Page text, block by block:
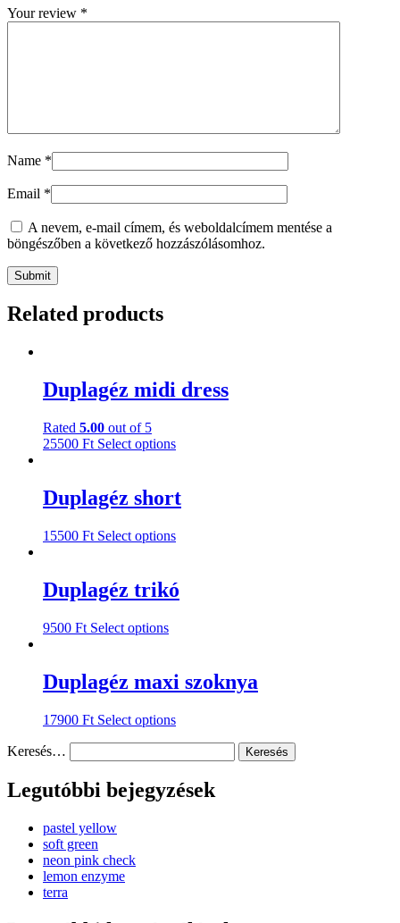
Your review *
Name *
Email *
A nevem, e-mail címem, és weboldalcímem mentése a
böngészőben a következő hozzászólásomhoz.
Related products
Duplagéz midi dress
Rated 5.00 out of 5
25500 Ft Select optionsThis
multiple
variants.
options
chosen
on
Duplagéz short
15500 Ft Select optionsThis
multiple
variants.
chosen
on
product
page
Duplagéz trikó
9500 Ft Select optionsThis
multiple
variants.
options
may
on
Duplagéz maxi szoknya
17900 Ft Select optionsThis
variants.
The
Keresés…
Legutóbbi bejegyzések
pastel yellow
soft green
neon pink check
lemon enzyme
terra